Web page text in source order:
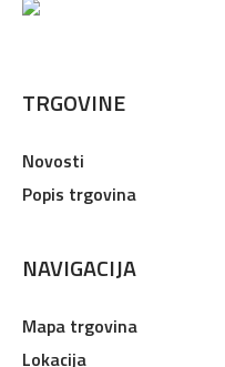
TRGOVINE
Novosti
Popis trgovina
NAVIGACIJA
Mapa trgovina
Lokacija